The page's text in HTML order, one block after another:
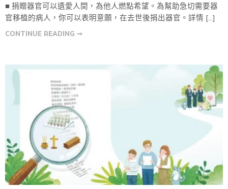
■ 捐贈器官可以遺愛人間，為他人燃點希望。為幫助急切需要器
官移植的病人，你可以表明意願，在去世後捐出器官。詳情 […]
CONTINUE READING ➞